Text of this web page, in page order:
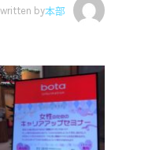
written by本部